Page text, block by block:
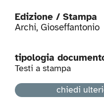
Edizione / Stampa
Archi, Gioseffantonio
tipologia
Testi a stampa
chiedi